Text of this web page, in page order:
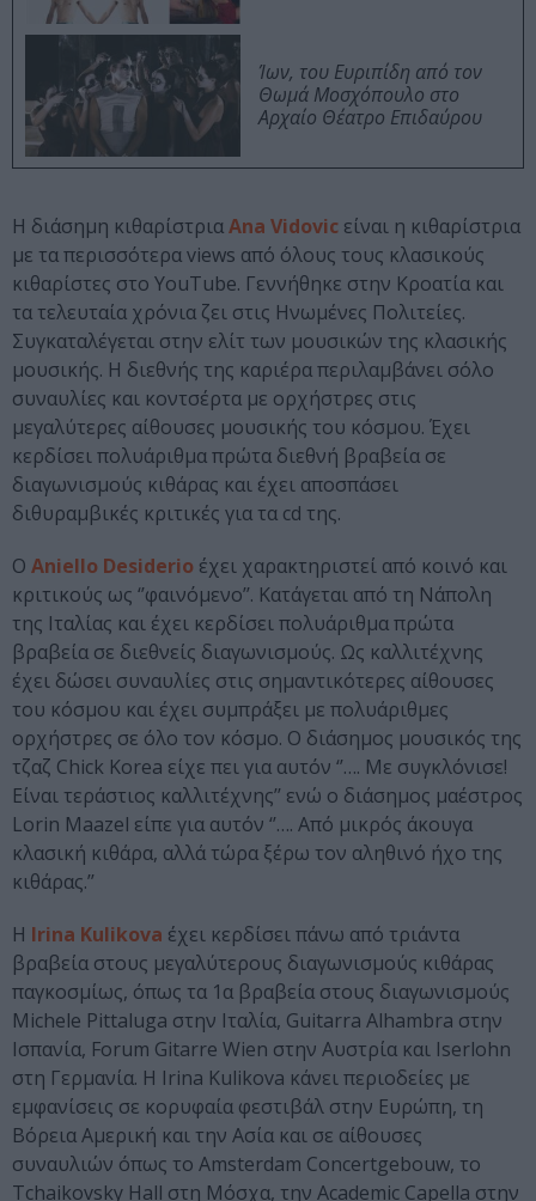
Ίων, του Ευριπίδη από τον
Θωμά Μοσχόπουλο στο
Αρχαίο Θέατρο Επιδαύρου
Η διάσημη κιθαρίστριαAna Vidovic είναι η κιθαρίστρια
με τα περισσότερα views από όλους τους κλασικούς
κιθαρίστες στο YouTube. Γεννήθηκε στην Κροατία και
τα τελευταία χρόνια ζει στις Ηνωμένες Πολιτείες.
Συγκαταλέγεται στην ελίτ των μουσικών της κλασικής
μουσικής. Η διεθνής της καριέρα περιλαμβάνει σόλο
συναυλίες και κοντσέρτα με ορχήστρες στις
μεγαλύτερες αίθουσες μουσικής του κόσμου. Έχει
κερδίσει πολυάριθμα πρώτα διεθνή βραβεία σε
διαγωνισμούς κιθάρας και έχει αποσπάσει
διθυραμβικές κριτικές για τα cd της.
Ο Aniello Desiderio έχει χαρακτηριστεί από κοινό και
κριτικούς ως ‘’φαινόμενο’’. Κατάγεται από τη Νάπολη
της Ιταλίας και έχει κερδίσει πολυάριθμα πρώτα
βραβεία σε διεθνείς διαγωνισμούς. Ως καλλιτέχνης
έχει δώσει συναυλίες στις σημαντικότερες αίθουσες
του κόσμου και έχει συμπράξει με πολυάριθμες
ορχήστρες σε όλο τον κόσμο. O διάσημος μουσικός της
τζαζ Chick Korea είχε πει για αυτόν ‘’…. Με συγκλόνισε!
Είναι τεράστιος καλλιτέχνης’’ ενώ ο διάσημος μαέστρος
Lorin Maazel είπε για αυτόν ‘’…. Από μικρός άκουγα
κλασική κιθάρα, αλλά τώρα ξέρω τον αληθινό ήχο της
κιθάρας.’’
Η Irina Kulikova έχει κερδίσει πάνω από τριάντα
βραβεία στους μεγαλύτερους διαγωνισμούς κιθάρας
παγκοσμίως, όπως τα 1α βραβεία στους διαγωνισμούς
Michele Pittaluga στην Ιταλία, Guitarra Alhambra στην
Ισπανία, Forum Gitarre Wien στην Αυστρία και Iserlohn
στη Γερμανία. Η Irina Kulikova κάνει περιοδείες με
εμφανίσεις σε κορυφαία φεστιβάλ στην Ευρώπη, τη
Βόρεια Αμερική και την Ασία και σε αίθουσες
συναυλιών όπως το Amsterdam Concertgebouw, το
Tchaikovsky Hall στη Μόσχα, την Academic Capella στην